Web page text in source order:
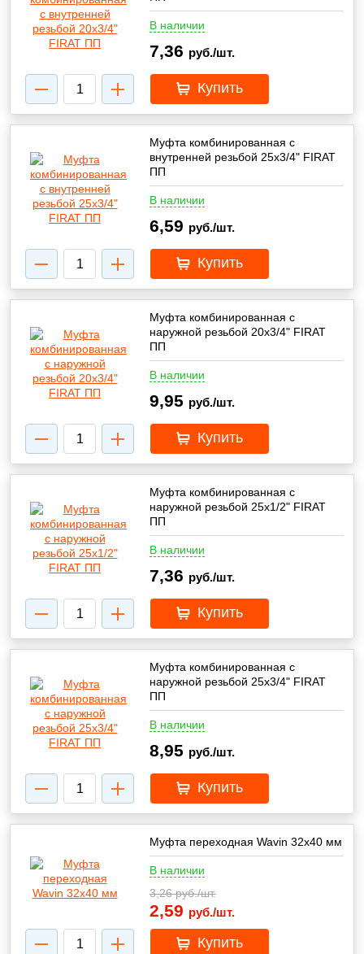
В наличии
7,36 руб./шт.
Купить
Муфта комбинированная с
внутренней резьбой 25х3/4" FIRAT
ПП
В наличии
6,59 руб./шт.
Купить
Муфта комбинированная с
наружной резьбой 20х3/4" FIRAT
ПП
В наличии
9,95 руб./шт.
Купить
Муфта комбинированная с
наружной резьбой 25х1/2" FIRAT
ПП
В наличии
7,36 руб./шт.
Купить
Муфта комбинированная с
наружной резьбой 25х3/4" FIRAT
ПП
В наличии
8,95 руб./шт.
Купить
Муфта переходная Wavin 32х40 мм
В наличии
3,26руб./шт.
2,59 руб./шт.
Купить